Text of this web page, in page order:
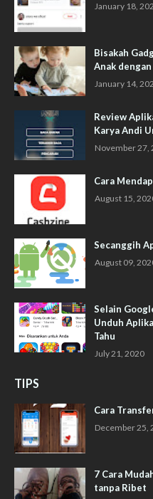
January 18,
Bisakah
Anak dengan
January 14,
Review
Karya Andi
November 27,
Cara
August 15,
Secanggih
August 09,
Selain
Unduh
Tahu
July 21, 2020
TIPS
Cara
December 25,
7 Cara
tanpa Ribet